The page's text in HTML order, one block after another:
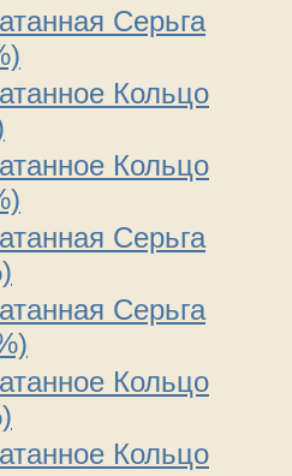
Серьга
Кольцо
Кольцо
Серьга
Серьга
Кольцо
Кольцо